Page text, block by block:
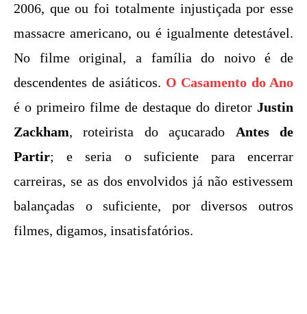
2006, que ou foi totalmente injustiçada por esse
massacre americano, ou é igualmente detestável.
No filme original, a família do noivo é de
descendentes de asiáticos. O Casamento do Ano
é o primeiro filme de destaque do diretor Justin
Zackham, roteirista do açucarado Antes de
Partir; e seria o suficiente para encerrar
carreiras, se as dos envolvidos já não estivessem
balançadas o suficiente, por diversos outros
filmes, digamos, insatisfatórios.